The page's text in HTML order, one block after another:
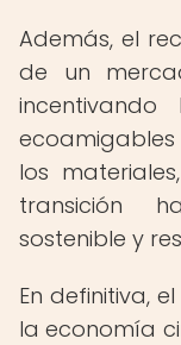
Además, el
de un
los
transición
sostenible y
En definitiva,
la economía